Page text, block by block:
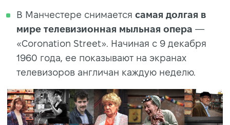
В Манчестере снимается самая долгая в
мире телевизионная мыльная опера —
«Coronation Street». Начиная с 9 декабря
1960 года, ее показывают на экранах
телевизоров англичан каждую неделю.